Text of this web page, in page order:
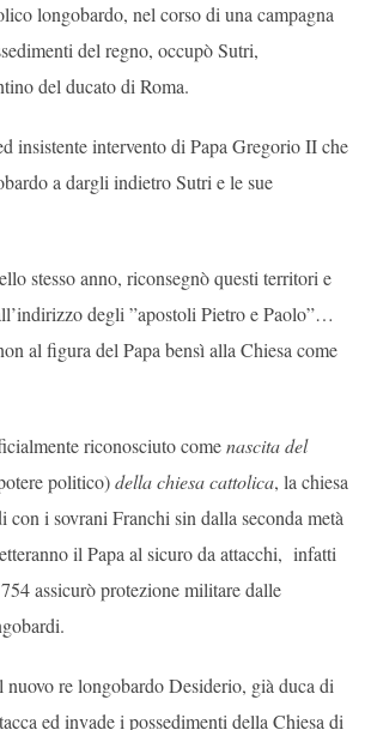
longobardo, nel corso di una campagna
del regno, occupò Sutri,
del ducato di Roma.
insistente intervento di Papa Gregorio II che
a dargli indietro Sutri e le sue
stesso anno, riconsegnò questi territori e
degli ”apostoli Pietro e Paolo”…
al figura del Papa bensì alla Chiesa come
riconosciuto comenascita del
politico)della chiesa cattolica, la chiesa
con i sovrani Franchi sin dalla seconda metà
il Papa al sicuro da attacchi, infatti
assicurò protezione militare dalle
nuovo re longobardo Desiderio, già duca di
ed invade i possedimenti della Chiesa di